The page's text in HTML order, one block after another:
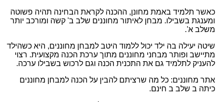
כאשר תלמיד באמת מחונן, ההכנה לקראת הבחינה תהיה פשוטה
ומענגת בשבילו. מבחן לאיתור מחוננים שלב ב' קשה ומורכב יותר
משלב א'.
שיטה יעילה בה ילד יכול ללמוד היטב למבחן מחוננים, היא כשהילד
מתיישב ופותר מבחני מחוננים מתוך ערכת הכנה מקצועית. רצוי
להעניק לתלמיד גם את התכנית הכנה וגם לרכוש בשבילו ערכה.
אתר מחוננים: כל מה שרציתם להבין על הכנה למבחן מחוננים
כיתה ב שלב ב חינם.